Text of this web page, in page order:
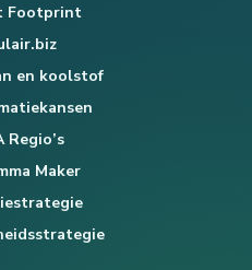
Footprint
en koolstof
Regio’s
Maker